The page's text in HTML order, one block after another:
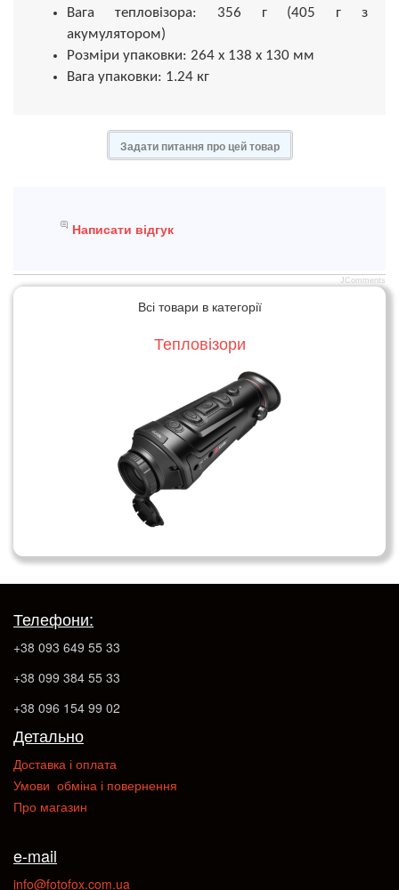
Вага тепловізора: 356 г (405 г з
акумулятором)
Розміри упаковки: 264 x 138 x 130 мм
Вага упаковки: 1.24 кг
Задати питання про цей товар
Написати відгук
JComments
Всі товари в категорії
Тепловізори
Телефони:
+38 093 649 55 33
+38 099 384 55 33
+38 096 154 99 02
Детально
Доставка і оплата
Умови обміна і повернення
Про магазин
e-mail
info@fotofox.com.ua